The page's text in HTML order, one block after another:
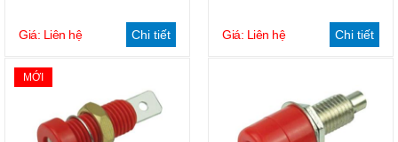
Giá: Liên hệ Chi tiết Giá: Liên hệ Chi tiết
MỚI